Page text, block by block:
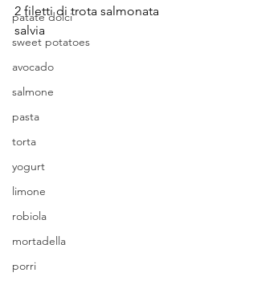
patate dolci
sweet potatoes
avocado
salmone
pasta
torta
yogurt
limone
robiola
mortadella
porri
2 filetti di trota salmonata
salvia